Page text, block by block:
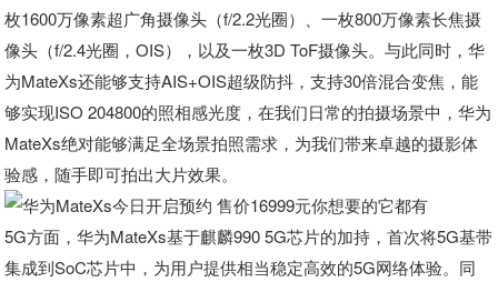
枚1600万像素超广角摄像头（f/2.2光圈）、一枚800万像素长焦摄
像头（f/2.4光圈，OIS），以及一枚3D ToF摄像头。与此同时，华
为MateXs还能够支持AIS+OIS超级防抖，支持30倍混合变焦，能
够实现ISO 204800的照相感光度，在我们日常的拍摄场景中，华为
MateXs绝对能够满足全场景拍照需求，为我们带来卓越的摄影体
验感，随手即可拍出大片效果。
5G方面，华为MateXs基于麒麟990 5G芯片的加持，首次将5G基带
集成到SoC芯片中，为用户提供相当稳定高效的5G网络体验。同